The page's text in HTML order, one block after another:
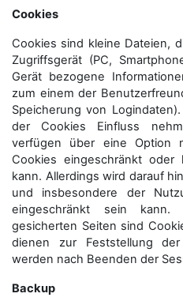
Cookies
Cookies sind kleine Dateien,
Zugriffsgerät (PC,
Gerät bezogene
zum einem der
Speicherung von
der Cookies Einfluss
verfügen über eine Option
Cookies eingeschränkt
kann. Allerdings wird darauf
und insbesondere der
eingeschränkt sein
gesicherten Seiten sind
dienen zur Feststellung
werden nach Beenden der
Backup